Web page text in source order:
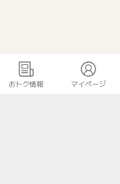
おトク情報 マイページ